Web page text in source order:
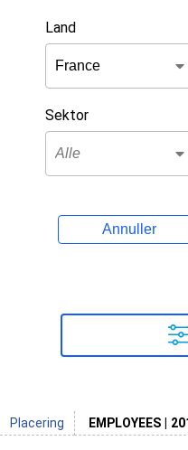
Land
Sektor
Annuller
Placering EMPLOYEES |